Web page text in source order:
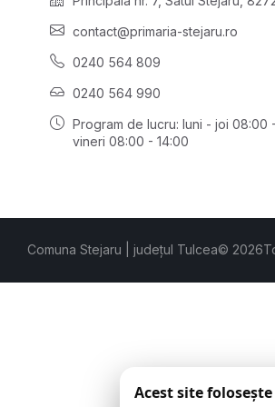
contact@primaria-stejaru.ro
0240 564 809
0240 564 990
Program de lucru: luni - joi 08:00 -
vineri 08:00 - 14:00
Comuna Stejaru | județul Tulcea© 2026
Acest site